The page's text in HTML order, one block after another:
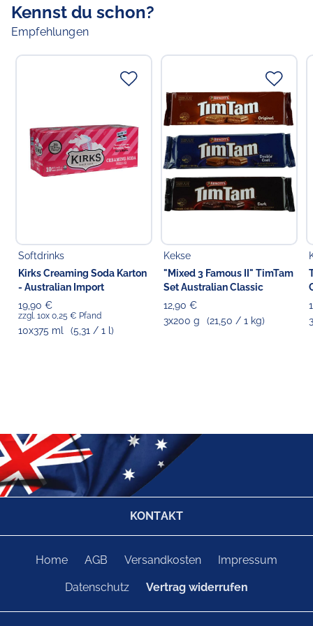
Kennst du schon?
Empfehlungen
Softdrinks
Kirks Creaming Soda Karton
- Australian Import
19,90 €
zzgl. 10x 0,25 € Pfand
10x375 ml (5,31 / 1 l)
Kekse
"Mixed 3 Famous II" TimTam
Set Australian Classic
12,90 €
3x200 g
(21,50 / 1 kg)
KONTAKT
Home AGB Versandkosten Impressum
Datenschutz Vertrag widerrufen